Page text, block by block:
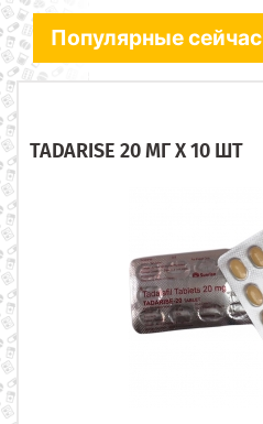
Популярные сейчас
TADARISE 20 МГ X 10 ШТ